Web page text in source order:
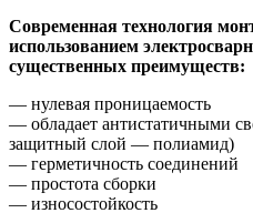
Современная технология
использованием
существенных преимуществ:
— нулевая проницаемость
— обладает антистатичными
защитный слой — полиамид)
— герметичность соединений
— простота сборки
— износостойкость